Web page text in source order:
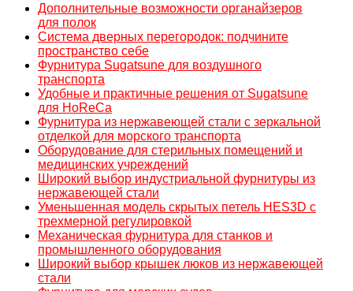
Дополнительные возможности органайзеров
для полок
Система дверных перегородок: подчините
пространство себе
Фурнитура Sugatsune для воздушного
транспорта
Удобные и практичные решения от Sugatsune
для HoReCa
Фурнитура из нержавеющей стали c зеркальной
отделкой для морского транспорта
Оборудование для стерильных помещений и
медицинских учреждений
Широкий выбор индустриальной фурнитуры из
нержавеющей стали
Уменьшенная модель скрытых петель HES3D с
трехмерной регулировкой
Механическая фурнитура для станков и
промышленного оборудования
Широкий выбор крышек люков из нержавеющей
стали